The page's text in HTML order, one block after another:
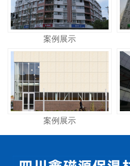
案例展示
案例展示